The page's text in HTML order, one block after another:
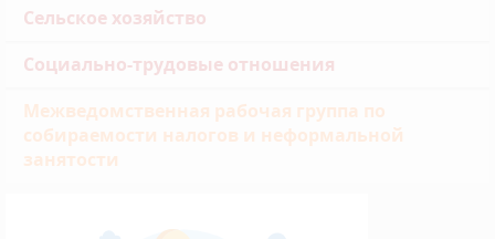
Сельское хозяйство
Социально-трудовые отношения
Межведомственная рабочая группа по
собираемости налогов и неформальной
занятости